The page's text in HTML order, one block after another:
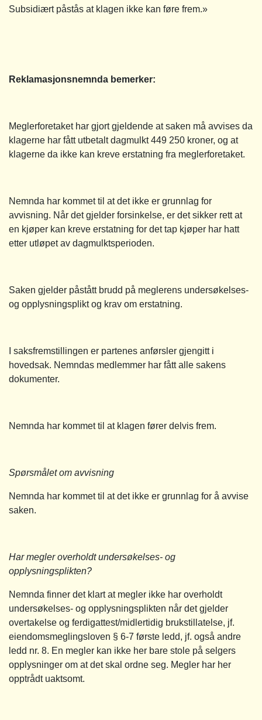
Subsidiært påstås at klagen ikke kan føre frem.»
Reklamasjonsnemnda bemerker:
Meglerforetaket har gjort gjeldende at saken må avvises da
klagerne har fått utbetalt dagmulkt 449 250 kroner, og at
klagerne da ikke kan kreve erstatning fra meglerforetaket.
Nemnda har kommet til at det ikke er grunnlag for
avvisning. Når det gjelder forsinkelse, er det sikker rett at
en kjøper kan kreve erstatning for det tap kjøper har hatt
etter utløpet av dagmulktsperioden.
Saken gjelder påstått brudd på meglerens undersøkelses-
og opplysningsplikt og krav om erstatning.
I saksfremstillingen er partenes anførsler gjengitt i
hovedsak. Nemndas medlemmer har fått alle sakens
dokumenter.
Nemnda har kommet til at klagen fører delvis frem.
Spørsmålet om avvisning
Nemnda har kommet til at det ikke er grunnlag for å avvise
saken.
Har megler overholdt undersøkelses- og
opplysningsplikten?
Nemnda finner det klart at megler ikke har overholdt
undersøkelses- og opplysningsplikten når det gjelder
overtakelse og ferdigattest/midlertidig brukstillatelse, jf.
eiendomsmeglingsloven § 6-7 første ledd, jf. også andre
ledd nr. 8. En megler kan ikke her bare stole på selgers
opplysninger om at det skal ordne seg. Megler har her
opptrådt uaktsomt.